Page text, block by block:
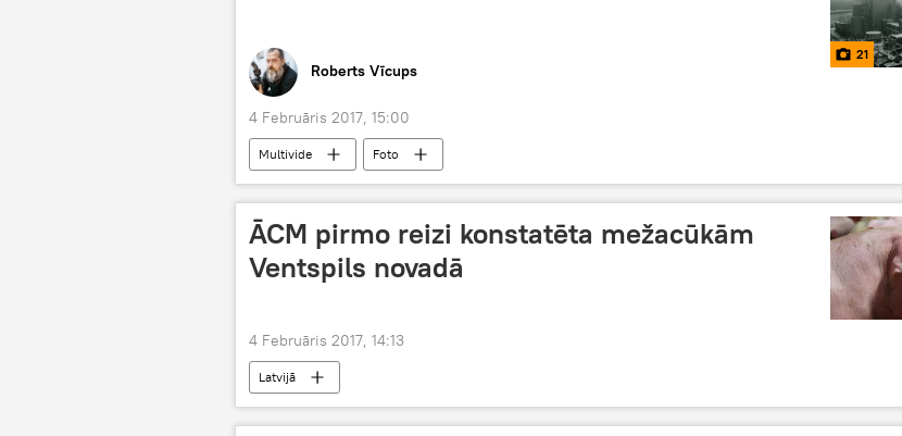
21
Roberts Vīcups
4 Februāris 2017, 15:00
Multivide Foto
ĀCM pirmo reizi konstatēta mežacūkām
Ventspils novadā
4 Februāris 2017, 14:13
Latvijā